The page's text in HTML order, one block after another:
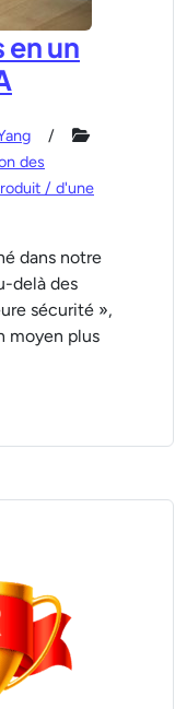
un
des
/ d'une
dans notre
delà des
sécurité »,
moyen plus